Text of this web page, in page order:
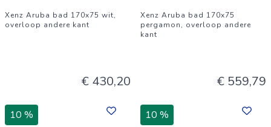
Xenz Aruba bad 170x75 wit,
overloop andere kant
€ 430,20
Xenz Aruba bad 170x75
pergamon, overloop andere
kant
€ 559,79
10 % 10 %